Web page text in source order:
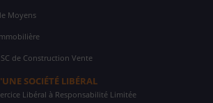
Moyens
SC de Construction Vente
SOCIÉTÉ LIBÉRAL
Libéral à Responsabilité Limitée